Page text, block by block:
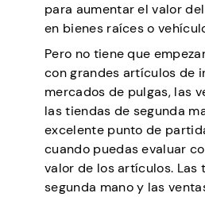
para aumentar el valor
en bienes raíces o
Pero no tiene que
con grandes artículos de
mercados de pulgas, las
las tiendas de segunda
excelente punto de
cuando puedas evaluar
valor de los artículos. Las
segunda mano y las